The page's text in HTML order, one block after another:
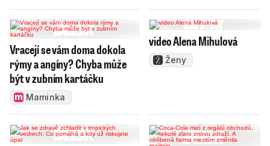
Vracejí se vám doma dokola
rýmy a angíny? Chyba může
být v zubním kartáčku
Maminka
video Alena Mihulová
Ženy